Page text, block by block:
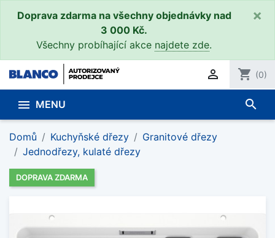
Doprava zdarma na všechny objednávky nad
3 000 Kč.
Všechny probíhající akce najdete zde.
×
 shopping_cart (0)
 MENU search
Domů Kuchyňské dřezy
Granitové dřezy
Jednodřezy, kulaté dřezy
DOPRAVA ZDARMA